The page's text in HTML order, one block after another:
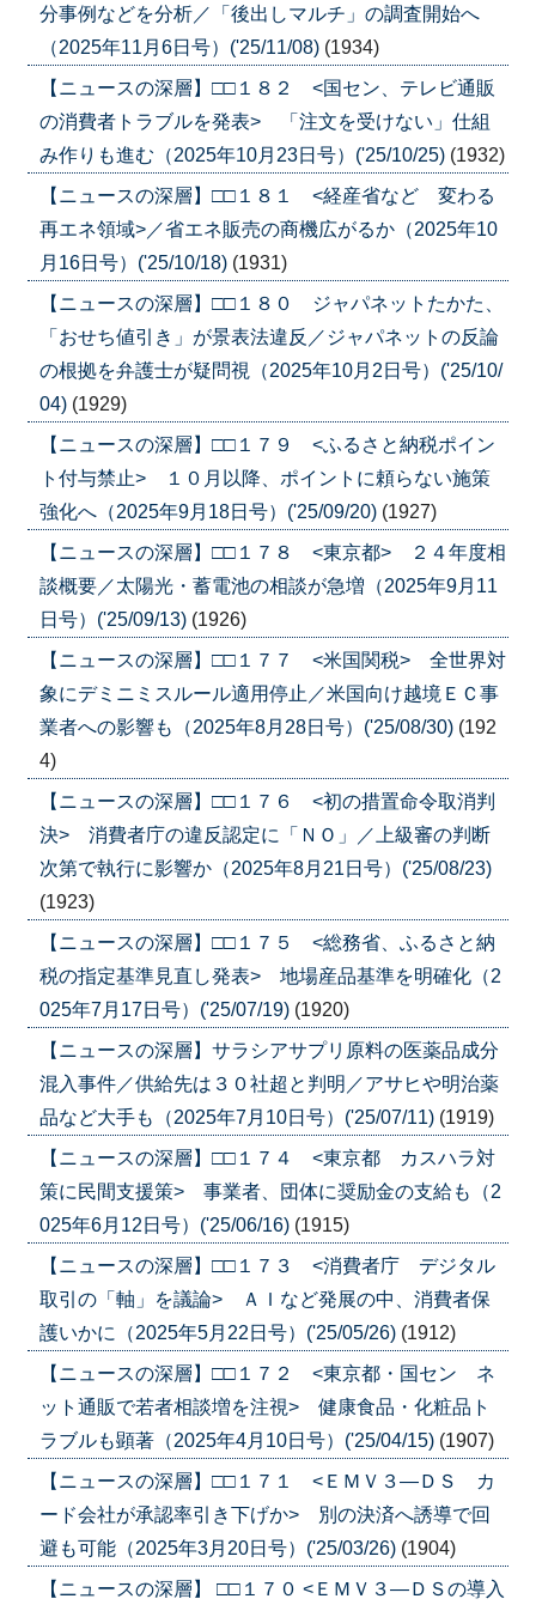
分事例などを分析／「後出しマルチ」の調査開始へ
（2025年11月6日号）('25/11/08) (1934)
【ニュースの深層】□□１８２ <国セン、テレビ通販
の消費者トラブルを発表> 「注文を受けない」仕組
み作りも進む（2025年10月23日号）('25/10/25) (1932)
【ニュースの深層】□□１８１ <経産省など 変わる
再エネ領域>／省エネ販売の商機広がるか（2025年10
月16日号）('25/10/18) (1931)
【ニュースの深層】□□１８０ ジャパネットたかた、
「おせち値引き」が景表法違反／ジャパネットの反論
の根拠を弁護士が疑問視（2025年10月2日号）('25/10/
04) (1929)
【ニュースの深層】□□１７９ <ふるさと納税ポイン
ト付与禁止> １０月以降、ポイントに頼らない施策
強化へ（2025年9月18日号）('25/09/20) (1927)
【ニュースの深層】□□１７８ <東京都> ２４年度相
談概要／太陽光・蓄電池の相談が急増（2025年9月11
日号）('25/09/13) (1926)
【ニュースの深層】□□１７７ <米国関税> 全世界対
象にデミニミスルール適用停止／米国向け越境ＥＣ事
業者への影響も（2025年8月28日号）('25/08/30) (192
4)
【ニュースの深層】□□１７６ <初の措置命令取消判
決> 消費者庁の違反認定に「ＮＯ」／上級審の判断
次第で執行に影響か（2025年8月21日号）('25/08/23)
(1923)
【ニュースの深層】□□１７５ <総務省、ふるさと納
税の指定基準見直し発表> 地場産品基準を明確化（2
025年7月17日号）('25/07/19) (1920)
【ニュースの深層】サラシアサプリ原料の医薬品成分
混入事件／供給先は３０社超と判明／アサヒや明治薬
品など大手も（2025年7月10日号）('25/07/11) (1919)
【ニュースの深層】□□１７４ <東京都 カスハラ対
策に民間支援策> 事業者、団体に奨励金の支給も（2
025年6月12日号）('25/06/16) (1915)
【ニュースの深層】□□１７３ <消費者庁 デジタル
取引の「軸」を議論> ＡＩなど発展の中、消費者保
護いかに（2025年5月22日号）('25/05/26) (1912)
【ニュースの深層】□□１７２ <東京都・国セン ネ
ット通販で若者相談増を注視> 健康食品・化粧品ト
ラブルも顕著（2025年4月10日号）('25/04/15) (1907)
【ニュースの深層】□□１７１ <ＥＭＶ３―ＤＳ カ
ード会社が承認率引き下げか> 別の決済へ誘導で回
避も可能（2025年3月20日号）('25/03/26) (1904)
【ニュースの深層】 □□１７０ <ＥＭＶ３―ＤＳの導入